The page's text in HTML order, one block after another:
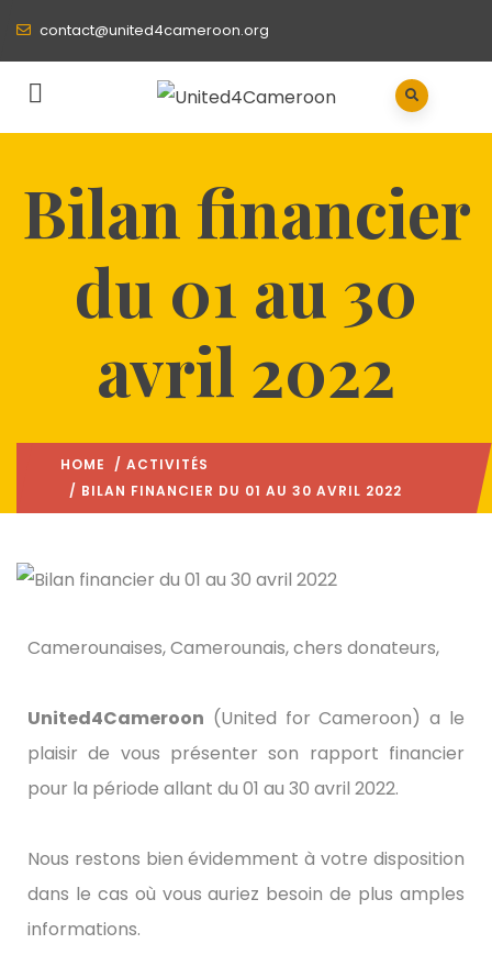
contact@united4cameroon.org
Bilan financier
du 01 au 30
avril 2022
HOME / ACTIVITÉS
/ BILAN FINANCIER DU 01 AU 30 AVRIL 2022
Camerounaises, Camerounais, chers donateurs,
United4Cameroon (United for Cameroon) a le
plaisir de vous présenter son rapport financier
pour la période allant du 01 au 30 avril 2022.
Nous restons bien évidemment à votre disposition
dans le cas où vous auriez besoin de plus amples
informations.